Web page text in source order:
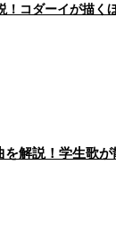
！コダーイが描く
解説！学生歌